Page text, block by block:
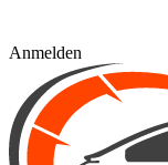
Anmelden